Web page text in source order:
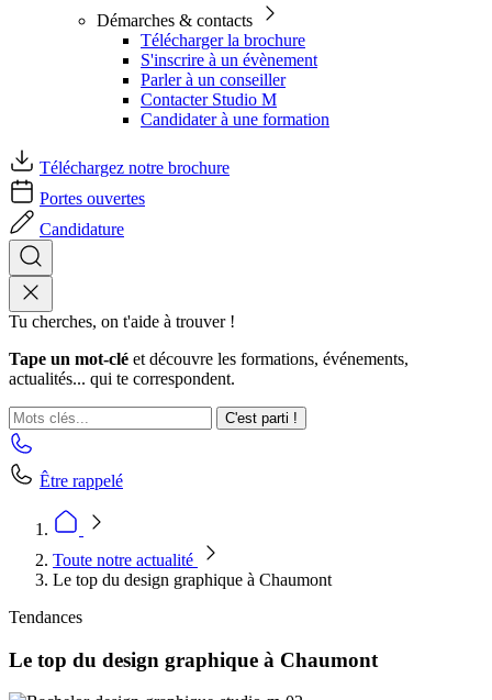
Démarches & contacts
Télécharger la brochure
S'inscrire à un évènement
Parler à un conseiller
Contacter Studio M
Candidater à une formation
Téléchargez notre brochure
Portes ouvertes
Candidature
Tu cherches, on t'aide à trouver !
Tape un mot-clé et découvre les formations, événements,
actualités... qui te correspondent.
C'est parti !
Être rappelé
Toute notre actualité
Le top du design graphique à Chaumont
Tendances
Le top du design graphique à Chaumont